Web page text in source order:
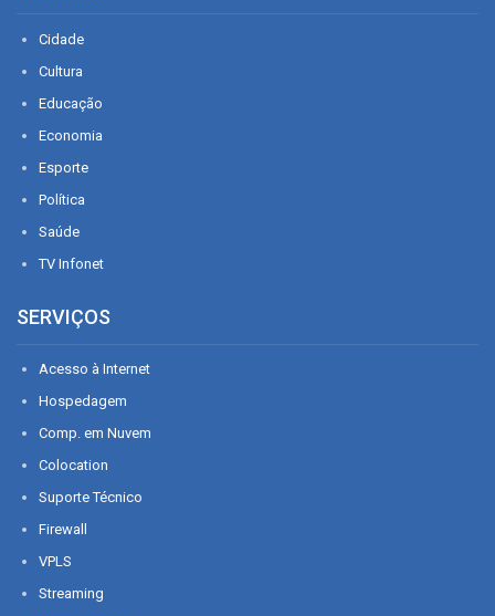
Cidade
Cultura
Educação
Economia
Esporte
Política
Saúde
TV Infonet
SERVIÇOS
Acesso à Internet
Hospedagem
Comp. em Nuvem
Colocation
Suporte Técnico
Firewall
VPLS
Streaming